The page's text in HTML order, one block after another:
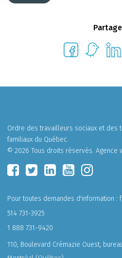
Ordre des travailleurs sociaux et des
familiaux du Québec.
© 2026 Tous droits réservés. Agence
Pour toutes demandes d'information :
514 731-3925
1 888 731-9420
110, Boulevard Crémazie Ouest,